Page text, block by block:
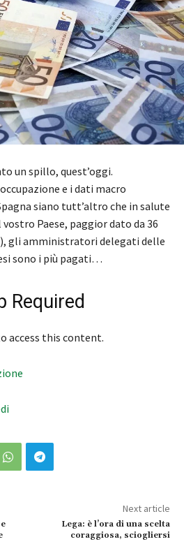
un spillo, quest’oggi.
e i dati macro
siano tutt’altro che in salute
Paese, paggior dato da 36
gli amministratori delegati delle
sono i più pagati…
Required
access this content.
Next article
Lega: è l’ora di una scelta
coraggiosa, sciogliersi